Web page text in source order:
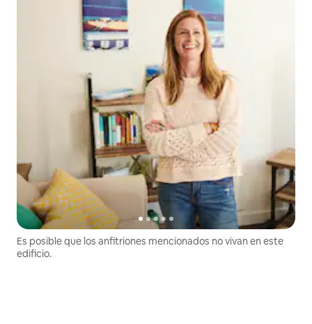
Es posible que los anfitriones mencionados no vivan en este
edificio.